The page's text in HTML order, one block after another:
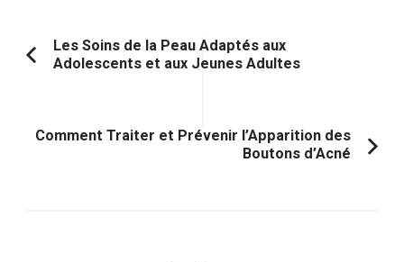
Navigation
d'article
Article
Les Soins de la Peau Adaptés aux
Adolescents et aux Jeunes Adultes
Comment Traiter et Prévenir l’Apparition des
Boutons d’Acné